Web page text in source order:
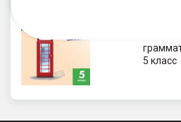
5 класс